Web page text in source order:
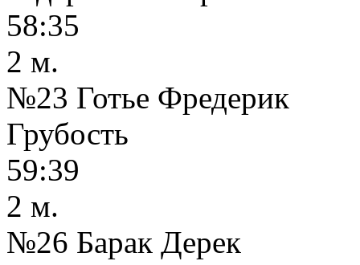
58:35
2 м.
№23 Готье Фредерик
Грубость
59:39
2 м.
№26 Барак Дерек